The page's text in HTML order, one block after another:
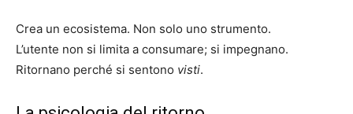
Crea un ecosistema. Non solo uno strumento.
L’utente non si limita a consumare; si impegnano.
Ritornano perché si sentono visti.